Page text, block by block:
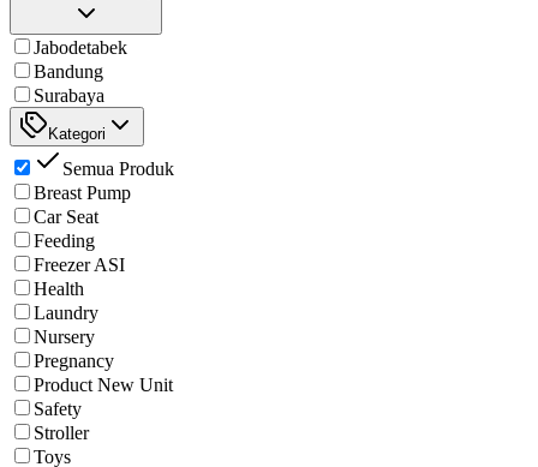
Jabodetabek
Bandung
Surabaya
Kategori
Semua Produk
Breast Pump
Car Seat
Feeding
Freezer ASI
Health
Laundry
Nursery
Pregnancy
Product New Unit
Safety
Stroller
Toys